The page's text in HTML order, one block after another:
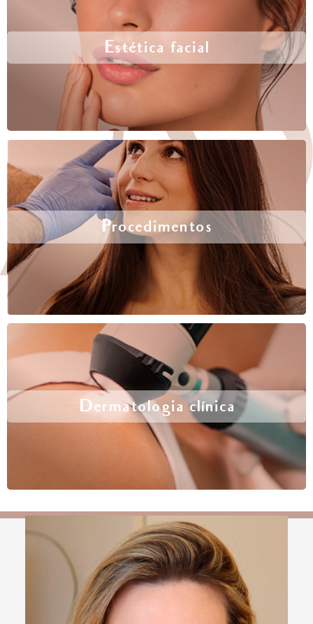
Estética facial
Procedimentos
Dermatologia clínica